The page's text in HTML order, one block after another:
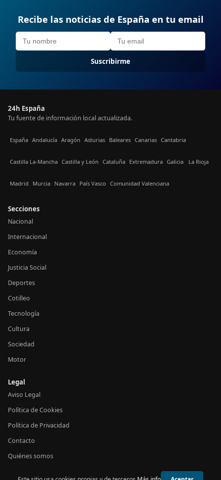
Recibe las noticias de España en tu email
Suscribirme
24h España
Tu fuente de información local actualizada.
España Andalucía Aragón Asturias Baleares Canarias Cantabria
Castilla La-Mancha Castilla y León Cataluña Extremadura Galicia La Rioja
Madrid Murcia Navarra País Vasco Comunidad Valenciana
Secciones
Nacional
Internacional
Economía
Justicia Social
Deportes
Cotilleo
Tecnología
Cultura
Sociedad
Motor
Legal
Aviso Legal
Política de Cookies
Política de Privacidad
Contacto
Quiénes somos